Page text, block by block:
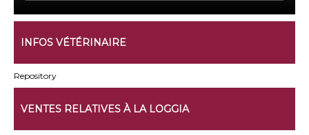
INFOS VÉTÉRINAIRE
Repository
VENTES RELATIVES À LA LOGGIA